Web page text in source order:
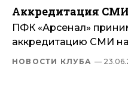
Аккредитация СМИ
ПФК «Арсенал»
аккредитацию СМИ на
НОВОСТИ КЛУБА —